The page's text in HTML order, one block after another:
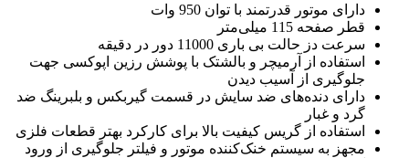
دارای موتور قدرتمند با توان 950 وات
قطر صفحه 115 میلی‌متر
سرعت دز حالت بی باری 11000 دور در دقیقه
استفاده از آرمیچر و بالشتک با پوشش رزین اپوکسی جهت
جلوگیری از آسیب دیدن
دارای دنده‌های ضد سایش در قسمت گیربکس و بلبرینگ ضد
گرد و غبار
استفاده از گریس کیفیت بالا برای کارکرد بهتر قطعات فلزی
مجهز به سیستم خنک‌کننده موتور و فیلتر جلوگیری از ورود